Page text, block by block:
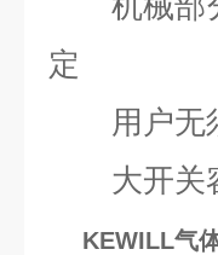
定
用户无须
大开关容
KEWILL气